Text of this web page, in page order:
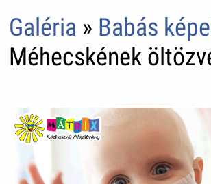
Galéria » Babás
Méhecskének